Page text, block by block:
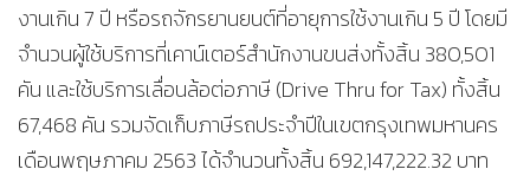
งานเกิน 7 ปี หรือรถจักรยานยนต์ที่อายุการใช้งานเกิน 5 ปี โดยมี
จำนวนผู้ใช้บริการที่เคาน์เตอร์สำนักงานขนส่งทั้งสิ้น 380,501
คัน และใช้บริการเลื่อนล้อต่อภาษี (Drive Thru for Tax) ทั้งสิ้น
67,468 คัน รวมจัดเก็บภาษีรถประจำปีในเขตกรุงเทพมหานคร
เดือนพฤษภาคม 2563 ได้จำนวนทั้งสิ้น 692,147,222.32 บาท